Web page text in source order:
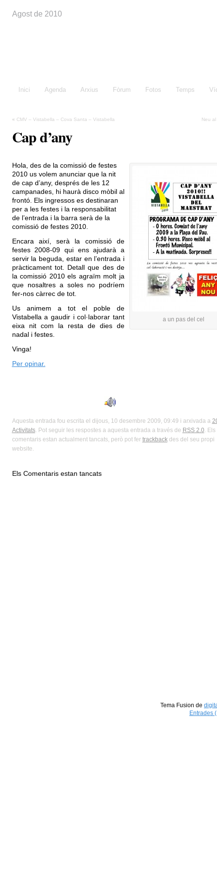
Agost de 2010
Inici Agenda Arxius Fòrum Fotos Temps
« CMV – Vistabella – Cova Santa – Vistabella Neu
Cap d’any
a un pas del cel
Hola, des de la comissió de festes
2010 us volem anunciar que la nit
de cap d’any, després de les 12
campanades, hi haurà disco mòbil al
frontó. Els ingressos es destinaran
per a les festes i la responsabilitat
de l’entrada i la barra serà de la
comissió de festes 2010.
Encara així, serà la comissió de
festes 2008-09 qui ens ajudarà a
servir la beguda, estar en l’entrada i
pràcticament tot. Detall que des de
la comissió 2010 els agraïm molt ja
que nosaltres a soles no podríem
fer-nos càrrec de tot.
Us animem a tot el poble de
Vistabella a gaudir i col·laborar tant
eixa nit com la resta de dies de
nadal i festes.
Vinga!
Per opinar.
Aquesta entrada fou escrita el dijous, 10 desembre 2009, 09:49 i arxivada a
Activitats. Pot seguir les respostes a aquesta entrada a través de RSS 2.0 . Els
comentaris estan actualment tancats, però pot fer trackbackdes del seu propi
website.
Els Comentaris estan tancats
Tema Fusion de
Entrades